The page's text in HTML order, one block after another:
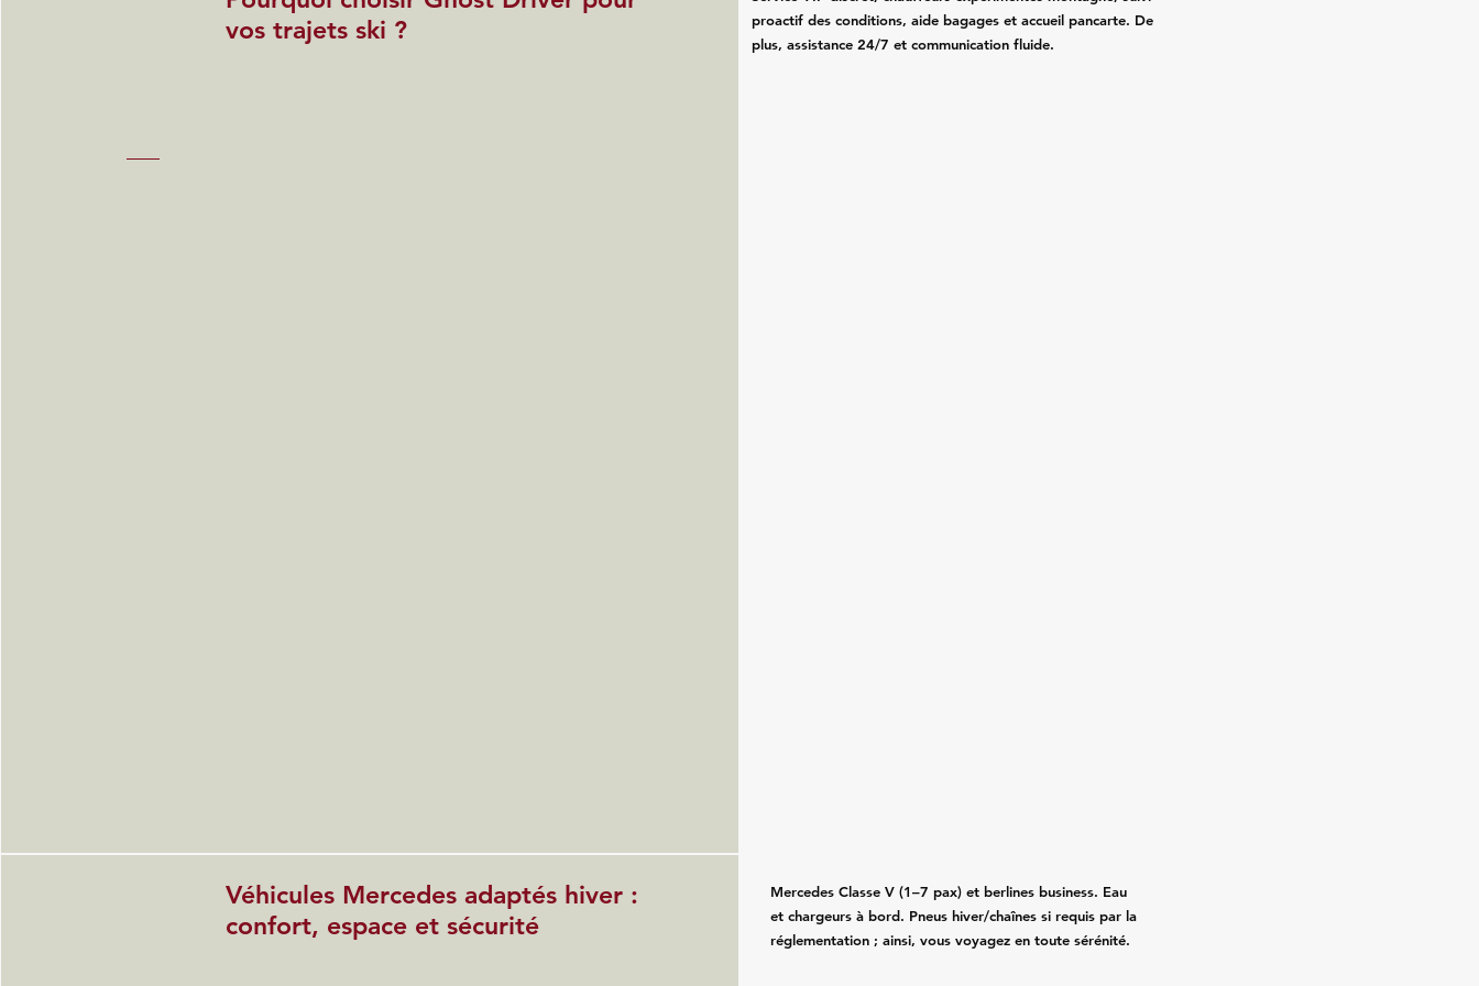
vos trajets ski ?
proactif des conditions, aide bagages et accueil pancarte. De
plus, assistance 24/7 et communication fluide.
Véhicules Mercedes adaptés hiver :
confort, espace et sécurité
Mercedes Classe V (1–7 pax) et berlines business. Eau
et chargeurs à bord. Pneus hiver/chaînes si requis par la
réglementation ; ainsi, vous voyagez en toute sérénité.